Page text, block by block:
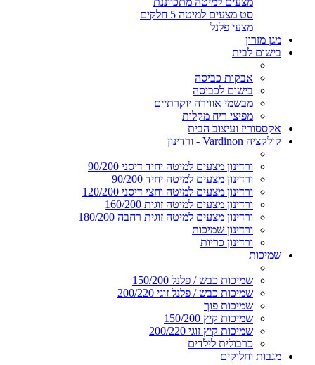
סט מצעים למיטה 5 חלקים
מצעי פלנל
מגן מזרון
בישום לבית
אבקות כביסה
בישום לכביסה
מבשמי אווירה יוקרתיים
מפיצי ריח מקלות
אקססוריז ועיצוב הבית
קולקציה Vardinon - ורדינון
ורדינון מצעים למיטה יחיד דיסני 90/200
ורדינון מצעים למיטה יחיד 90/200
ורדינון מצעים למיטה וחצי דיסני 120/200
ורדינון מצעים למיטה זוגית 160/200
ורדינון מצעים למיטה זוגית רחבה 180/200
ורדינון שמיכות
ורדינון כריות
שמיכות
שמיכות כבש / פלנל 150/200
שמיכות כבש / פלנל זוגי 200/220
שמיכות פוך
שמיכות קיץ 150/200
שמיכות קיץ זוגי 200/220
כרבולית לילדים
מגבות וחלוקים